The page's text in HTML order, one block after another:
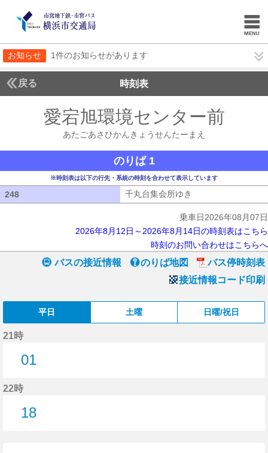
お知らせ 1件のお知らせがあります
戻る 時刻表
愛宕旭環境センター前
あたごあさひかんきょうせんたーまえ
のりば 1
※時刻表は以下の行先・系統の時刻を合わせて表示しています
248 千丸台集会所ゆき
乗車日2026年08月07日
2026年8月12日～2026年8月14日の時刻表はこちら
時刻のお問い合わせはこちらへ
バスの接近情報 のりば地図
バス停時刻表
接近情報コード印刷
平日 土曜 日曜/祝日
21時
01
22時
18